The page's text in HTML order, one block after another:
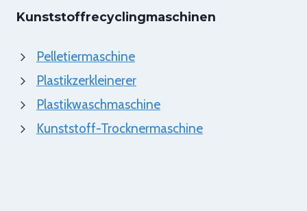
Kunststoffrecyclingmaschinen
Pelletiermaschine
Plastikzerkleinerer
Plastikwaschmaschine
Kunststoff-Trocknermaschine